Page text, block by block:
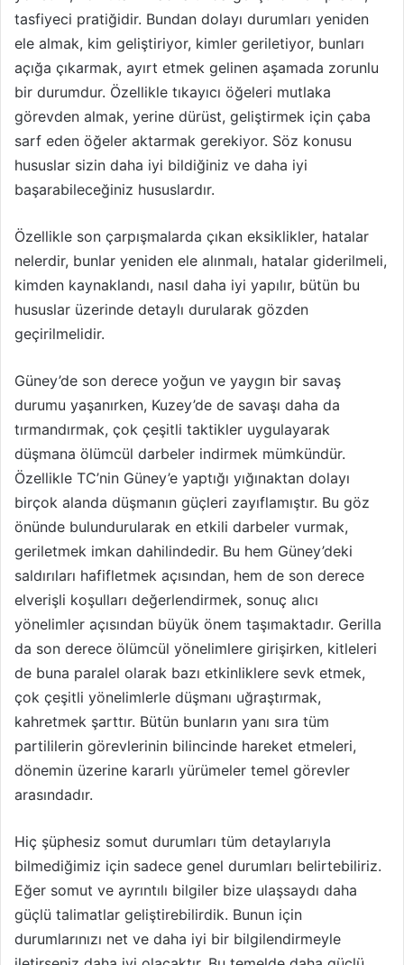
tasfiyeci pratiğidir. Bundan dolayı durumları yeniden
ele almak, kim geliştiriyor, kimler geriletiyor, bunları
açığa çıkarmak, ayırt etmek gelinen aşamada zorunlu
bir durumdur. Özellikle tıkayıcı öğeleri mutlaka
görevden almak, yerine dürüst, geliştirmek için çaba
sarf eden öğeler aktarmak gerekiyor. Söz konusu
hususlar sizin daha iyi bildiğiniz ve daha iyi
başarabileceğiniz hususlardır.
Özellikle son çarpışmalarda çıkan eksiklikler, hatalar
nelerdir, bunlar yeniden ele alınmalı, hatalar giderilmeli,
kimden kaynaklandı, nasıl daha iyi yapılır, bütün bu
hususlar üzerinde detaylı durularak gözden
geçirilmelidir.
Güney’de son derece yoğun ve yaygın bir savaş
durumu yaşanırken, Kuzey’de de savaşı daha da
tırmandırmak, çok çeşitli taktikler uygulayarak
düşmana ölümcül darbeler indirmek mümkündür.
Özellikle TC’nin Güney’e yaptığı yığınaktan dolayı
birçok alanda düşmanın güçleri zayıflamıştır. Bu göz
önünde bulundurularak en etkili darbeler vurmak,
geriletmek imkan dahilindedir. Bu hem Güney’deki
saldırıları hafifletmek açısından, hem de son derece
elverişli koşulları değerlendirmek, sonuç alıcı
yönelimler açısından büyük önem taşımaktadır. Gerilla
da son derece ölümcül yönelimlere girişirken, kitleleri
de buna paralel olarak bazı etkinliklere sevk etmek,
çok çeşitli yönelimlerle düşmanı uğraştırmak,
kahretmek şarttır. Bütün bunların yanı sıra tüm
partililerin görevlerinin bilincinde hareket etmeleri,
dönemin üzerine kararlı yürümeler temel görevler
arasındadır.
Hiç şüphesiz somut durumları tüm detaylarıyla
bilmediğimiz için sadece genel durumları belirtebiliriz.
Eğer somut ve ayrıntılı bilgiler bize ulaşsaydı daha
güçlü talimatlar geliştirebilirdik. Bunun için
durumlarınızı net ve daha iyi bir bilgilendirmeyle